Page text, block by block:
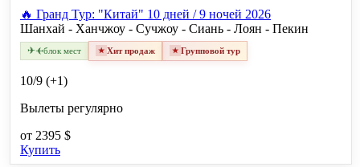
🔥 Гранд Тур: "Китай" 10 дней / 9 ночей 2026
Шанхай - Ханчжоу - Сучжоу - Сиань - Лоян - Пекин
✈✈блок мест Хит продаж Групповой тур
10/9 (+1)
Вылеты регулярно
от 2395 $
Купить